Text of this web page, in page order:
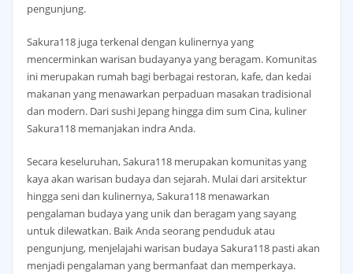
pengunjung.
Sakura118 juga terkenal dengan kulinernya yang
mencerminkan warisan budayanya yang beragam. Komunitas
ini merupakan rumah bagi berbagai restoran, kafe, dan kedai
makanan yang menawarkan perpaduan masakan tradisional
dan modern. Dari sushi Jepang hingga dim sum Cina, kuliner
Sakura118 memanjakan indra Anda.
Secara keseluruhan, Sakura118 merupakan komunitas yang
kaya akan warisan budaya dan sejarah. Mulai dari arsitektur
hingga seni dan kulinernya, Sakura118 menawarkan
pengalaman budaya yang unik dan beragam yang sayang
untuk dilewatkan. Baik Anda seorang penduduk atau
pengunjung, menjelajahi warisan budaya Sakura118 pasti akan
menjadi pengalaman yang bermanfaat dan memperkaya.